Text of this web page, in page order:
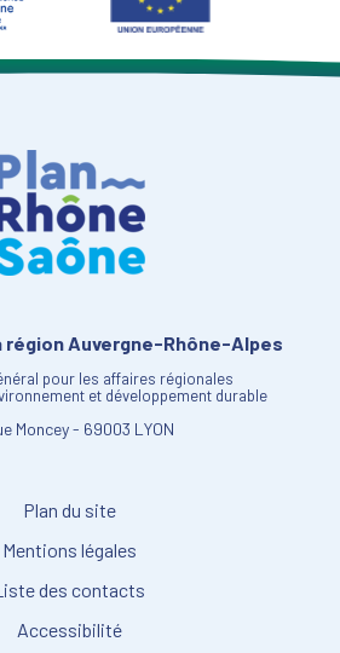
Auvergne-Rhône-Alpes
pour les affaires régionales
et développement durable
Moncey - 69003 LYON
Plan du site
Mentions légales
des contacts
Accessibilité